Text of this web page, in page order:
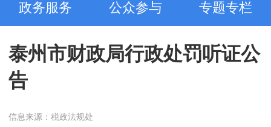
政务服务 公众参与 专题专栏
泰州市财政局行政处罚听证公
告
信息来源：税政法规处